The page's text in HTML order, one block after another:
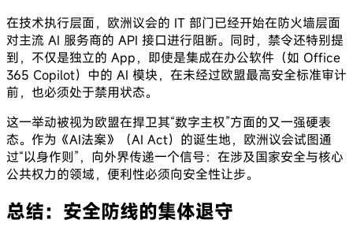
在技术执行层面，欧洲议会的 IT 部门已经开始在防火墙层面
对主流 AI 服务商的 API 接口进行阻断。同时，禁令还特别提
到，不仅是独立的 App，即使是集成在办公软件（如 Office
365 Copilot）中的 AI 模块，在未经过欧盟最高安全标准审计
前，也必须处于禁用状态。
这一举动被视为欧盟在捍卫其“数字主权”方面的又一强硬表
态。作为《AI法案》（AI Act）的诞生地，欧洲议会试图通
过“以身作则”，向外界传递一个信号：在涉及国家安全与核心
公共权力的领域，便利性必须向安全性让步。
总结：安全防线的集体退守